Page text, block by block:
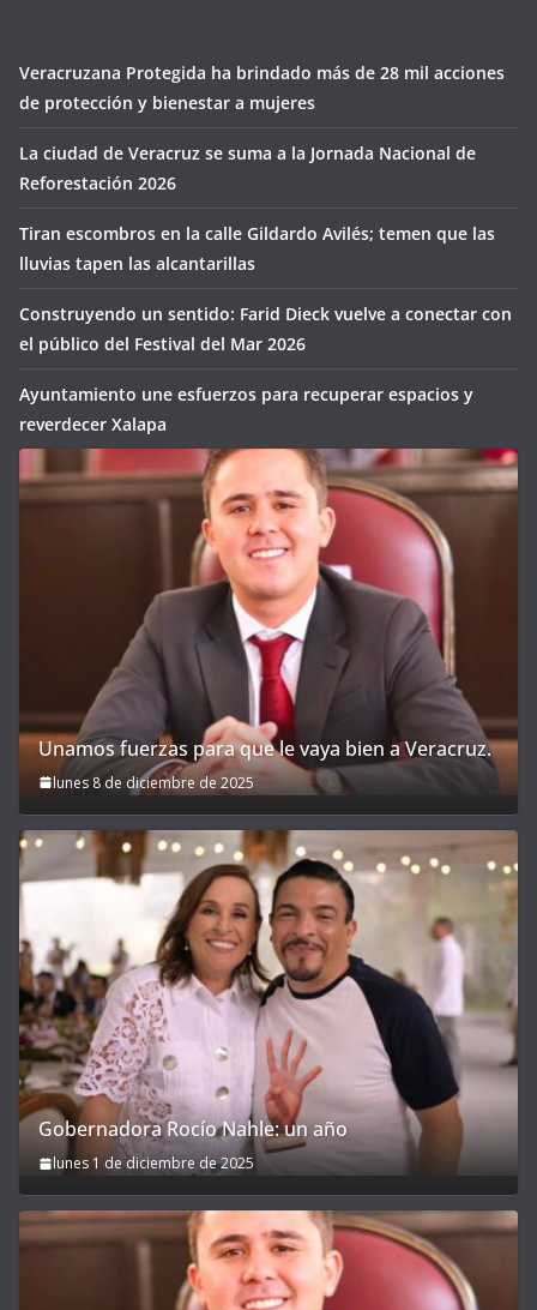
Veracruzana Protegida ha brindado más de 28 mil acciones
de protección y bienestar a mujeres
La ciudad de Veracruz se suma a la Jornada Nacional de
Reforestación 2026
Tiran escombros en la calle Gildardo Avilés; temen que las
lluvias tapen las alcantarillas
Construyendo un sentido: Farid Dieck vuelve a conectar con
el público del Festival del Mar 2026
Ayuntamiento une esfuerzos para recuperar espacios y
reverdecer Xalapa
Unamos fuerzas para que le vaya bien a Veracruz.
lunes 8 de diciembre de 2025
Gobernadora Rocío Nahle: un año
lunes 1 de diciembre de 2025